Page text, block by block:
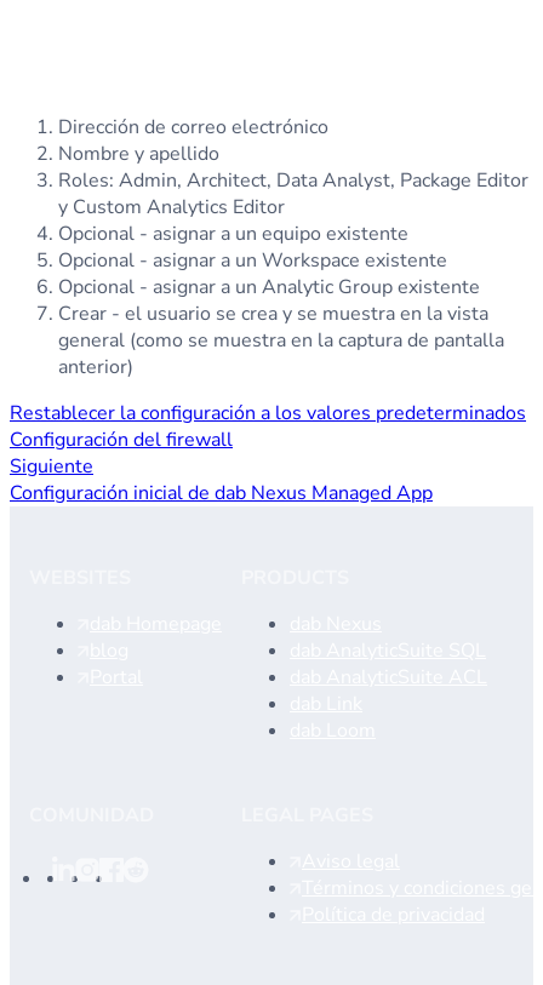
Dirección de correo electrónico
Nombre y apellido
Roles: Admin, Architect, Data Analyst, Package Editor
y Custom Analytics Editor
Opcional - asignar a un equipo existente
Opcional - asignar a un Workspace existente
Opcional - asignar a un Analytic Group existente
Crear - el usuario se crea y se muestra en la vista
general (como se muestra en la captura de pantalla
anterior)
Restablecer la configuración a los valores predeterminados
Configuración del firewall
Siguiente
Configuración inicial de dab Nexus Managed App